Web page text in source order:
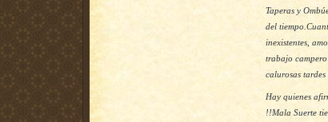
Taperas y
del
inexistentes,
trabajo
calurosas
Hay quienes
!!Mala Suerte